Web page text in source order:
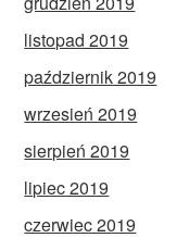
listopad 2019
październik 2019
wrzesień 2019
sierpień 2019
lipiec 2019
czerwiec 2019